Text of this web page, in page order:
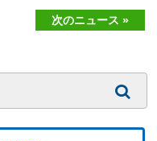
次のニュース »